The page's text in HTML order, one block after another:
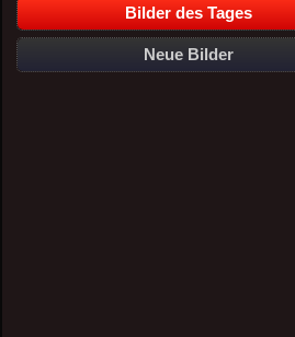
Bilder des Tages
Neue Bilder